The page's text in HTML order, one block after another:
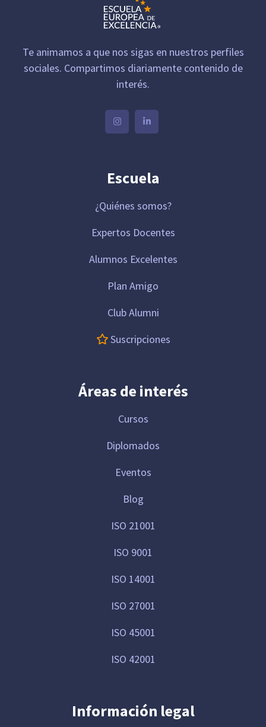
Te animamos a que nos sigas en nuestros perfiles
sociales. Compartimos diariamente contenido de
interés.
Escuela
¿Quiénes somos?
Expertos Docentes
Alumnos Excelentes
Plan Amigo
Club Alumni
Suscripciones
Áreas de interés
Cursos
Diplomados
Eventos
Blog
ISO 21001
ISO 9001
ISO 14001
ISO 27001
ISO 45001
ISO 42001
Información legal